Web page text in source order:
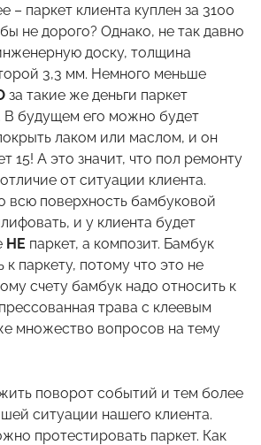
– паркет клиента куплен за 3100
не дорого? Однако, не так давно
доску, толщина
3,3 мм. Немного меньше
за такие же деньги паркет
В будущем его можно будет
лаком или маслом, и он
15! А это значит, что пол ремонту
от ситуации клиента.
всю поверхность бамбуковой
и у клиента будет
НЕ паркет, а композит. Бамбук
к паркету, потому что это не
счету бамбук надо относить к
трава с клеевым
множество вопросов на тему
поворот событий и тем более
ситуации нашего клиента.
протестировать паркет. Как